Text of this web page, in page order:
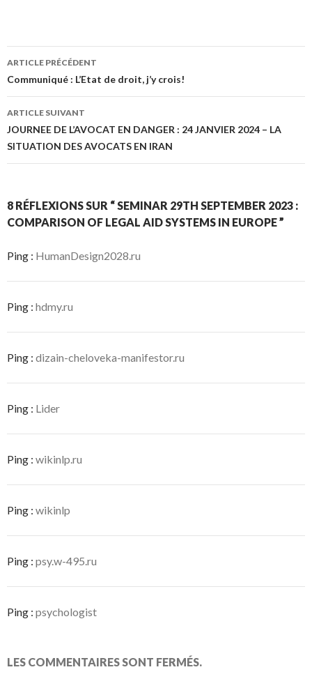
Navigation de l’article
ARTICLE PRÉCÉDENT
Communiqué : L’Etat de droit, j’y crois!
ARTICLE SUIVANT
JOURNEE DE L’AVOCAT EN DANGER : 24 JANVIER 2024 – LA
SITUATION DES AVOCATS EN IRAN
8 RÉFLEXIONS SUR “ SEMINAR 29TH SEPTEMBER 2023 :
COMPARISON OF LEGAL AID SYSTEMS IN EUROPE ”
Ping : HumanDesign2028.ru
Ping : hdmy.ru
Ping : dizain-cheloveka-manifestor.ru
Ping : Lider
Ping : wikinlp.ru
Ping : wikinlp
Ping : psy.w-495.ru
Ping : psychologist
LES COMMENTAIRES SONT FERMÉS.